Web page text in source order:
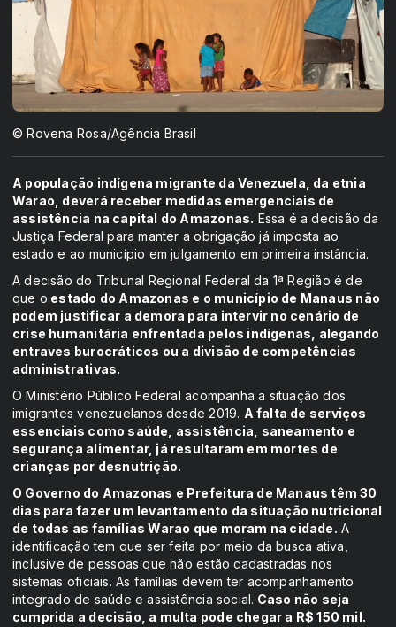
© Rovena Rosa/Agência Brasil
A população indígena migrante da Venezuela, da etnia
Warao, deverá receber medidas emergenciais de
assistência na capital do Amazonas. Essa é a decisão da
Justiça Federal para manter a obrigação já imposta ao
estado e ao município em julgamento em primeira instância.
A decisão do Tribunal Regional Federal da 1ª Região é de
que o estado do Amazonas e o município de Manaus não
podem justificar a demora para intervir no cenário de
crise humanitária enfrentada pelos indígenas, alegando
entraves burocráticos ou a divisão de competências
administrativas.
O Ministério Público Federal acompanha a situação dos
imigrantes venezuelanos desde 2019. A falta de serviços
essenciais como saúde, assistência, saneamento e
segurança alimentar, já resultaram em mortes de
crianças por desnutrição.
O Governo do Amazonas e Prefeitura de Manaus têm 30
dias para fazer um levantamento da situação nutricional
de todas as famílias Warao que moram na cidade. A
identificação tem que ser feita por meio da busca ativa,
inclusive de pessoas que não estão cadastradas nos
sistemas oficiais. As famílias devem ter acompanhamento
integrado de saúde e assistência social. Caso não seja
cumprida a decisão, a multa pode chegar a R$ 150 mil.